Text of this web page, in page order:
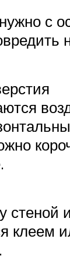
с
клеем